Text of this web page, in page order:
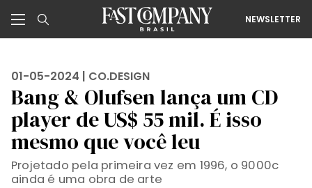
NEWSLETTER
01-05-2024 | CO.DESIGN
Bang & Olufsen lança um CD
player de US$ 55 mil. É isso
mesmo que você leu
Projetado pela primeira vez em 1996, o 9000c
ainda é uma obra de arte